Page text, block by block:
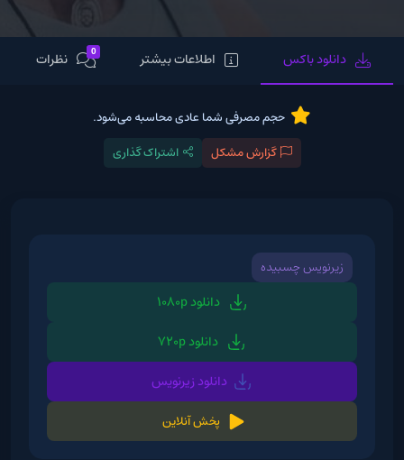
دانلود باکس اطلاعات بیشتر 0 نظرات
حجم مصرفی شما عادی محاسبه می‌شود.
گزارش مشکل
اشتراک گذاری
زیرنویس چسبیده
دانلود 1080p
دانلود 720p
دانلود زیرنویس
پخش آنلاین